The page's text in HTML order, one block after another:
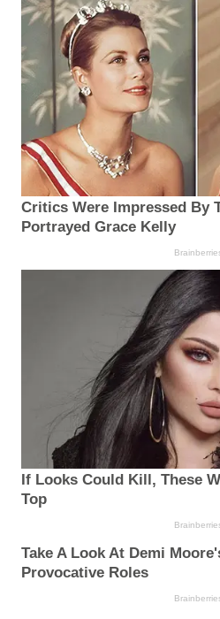
Critics Were Impressed By
Portrayed Grace Kelly
If Looks Could Kill, These
Top
Take A Look At Demi
Provocative Roles